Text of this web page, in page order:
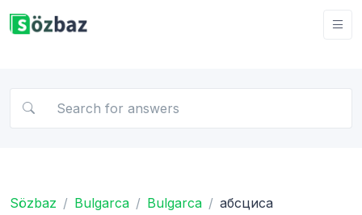
Sözbaz Bulgarca Bulgarca абсциса